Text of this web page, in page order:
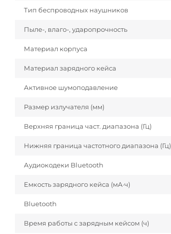
Тип беспроводных наушников
Пыле-, влаго-, ударопрочность
Материал корпуса
Материал зарядного кейса
Активное шумоподавление
Размер излучателя (мм)
Верхняя граница част. диапазона (Гц)
Нижняя граница частотного диапазона (Гц)
Аудиокодеки Bluetooth
Емкость зарядного кейса (мА·ч)
Bluetooth
Время работы с зарядным кейсом (ч)